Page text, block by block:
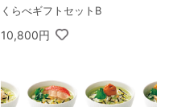
くらべギフトセットB
10,800円